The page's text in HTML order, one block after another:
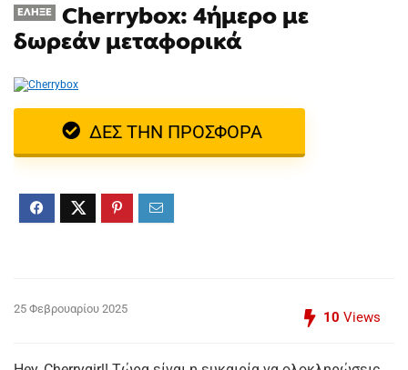
ΈΛΗΞΕ
Cherrybox: 4ήμερο με
δωρεάν μεταφορικά
ΔΕΣ ΤΗΝ ΠΡΟΣΦΟΡΑ
25 Φεβρουαρίου 2025
10 Views